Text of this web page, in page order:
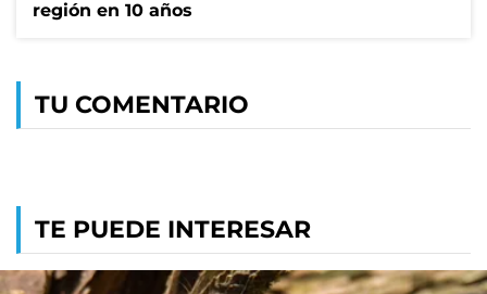
región en 10 años
TU COMENTARIO
TE PUEDE INTERESAR